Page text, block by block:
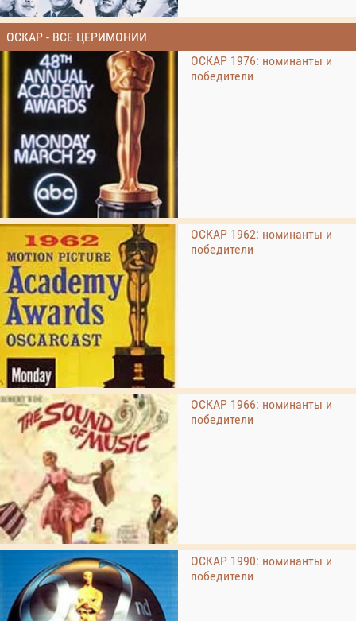
ОСКАР - ВСЕ ЦЕРИМОНИИ
ОСКАР 1976: номинанты и
победители
ОСКАР 1962: номинанты и
победители
ОСКАР 1966: номинанты и
победители
ОСКАР 1990: номинанты и
победители